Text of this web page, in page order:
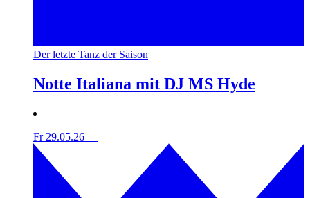
Der letzte Tanz der Saison
Notte Italiana mit DJ MS Hyde
Fr 29.05.26 —